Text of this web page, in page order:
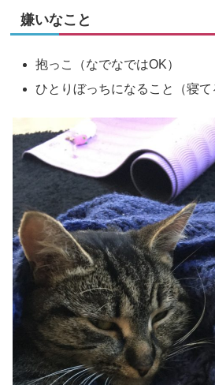
嫌いなこと
抱っこ（なでなではOK）
ひとりぼっちになること（寝て